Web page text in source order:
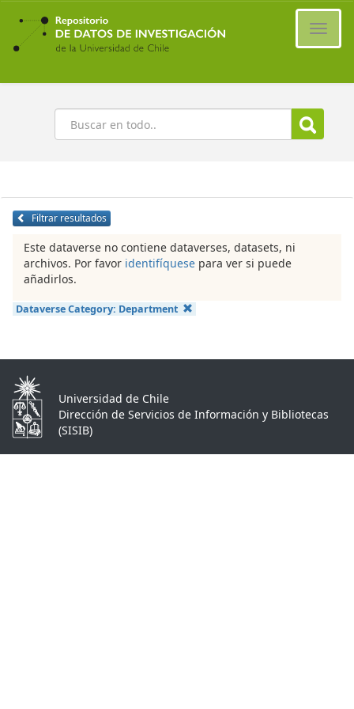
Ir
contenido
principal
Buscar
Filtrar resultados
Este dataverse no contiene dataverses, datasets, ni
archivos. Por favor identifíquese para ver si puede
añadirlos.
Dataverse Category: Department
Universidad de Chile
Dirección de Servicios de Información y Bibliotecas
(SISIB)